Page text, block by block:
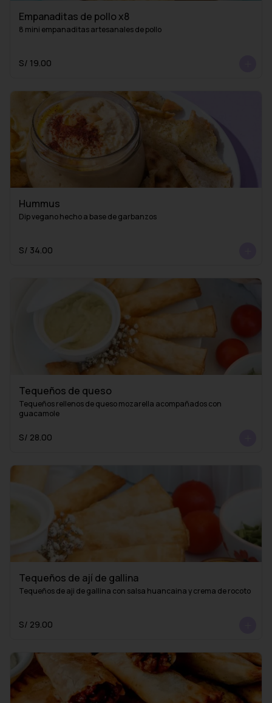
Empanaditas de pollo x8
8 mini empanaditas artesanales de pollo
S/ 19.00
Hummus
Dip vegano hecho a base de garbanzos
S/ 34.00
Tequeños de queso
Tequeños rellenos de queso mozarella acompañados con
guacamole
S/ 28.00
Tequeños de ají de gallina
Tequeños de aji de gallina con salsa huancaina y crema de rocoto
S/ 29.00